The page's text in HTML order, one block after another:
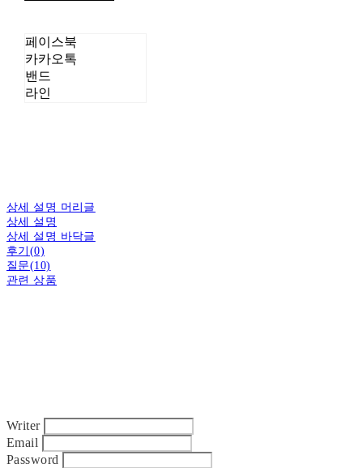
페이스북
카카오톡
밴드
라인
상세 설명 머리글
상세 설명
상세 설명 바닥글
후기(0)
질문(10)
관련 상품
Writer
Email
Password